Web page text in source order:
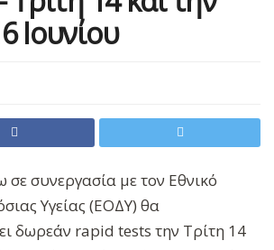
Ιουνίου
συνεργασία με τον Εθνικό
Υγείας (ΕΟΔΥ) θα
δωρεάν rapid tests την Τρίτη 14